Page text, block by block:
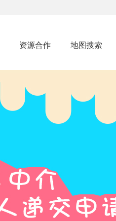
资源合作 地图搜索